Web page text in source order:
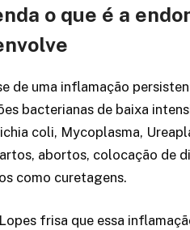
o que é a
de uma inflamação
bacterianas de baixa
coli, Mycoplasma,
abortos, colocação de
como curetagens.
frisa que essa